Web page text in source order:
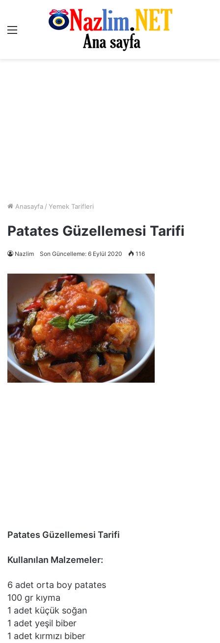
Menü
Anasayfa / Yemek Tarifleri
Patates Güzellemesi Tarifi
Nazlim Son Güncelleme: 6 Eylül 2020 116
Patates Güzellemesi Tarifi
Kullanılan Malzemeler:
6 adet orta boy patates
100 gr kıyma
1 adet küçük soğan
1 adet yeşil biber
1 adet kırmızı biber